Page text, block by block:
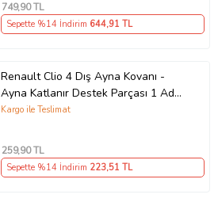
749,90 TL
Sepette %14 İndirim 644,91 TL
Renault Clio 4 Dış Ayna Kovanı -
Ayna Katlanır Destek Parçası 1 Adet
490307706 M3625
Kargo ile Teslimat
259,90 TL
Sepette %14 İndirim 223,51 TL